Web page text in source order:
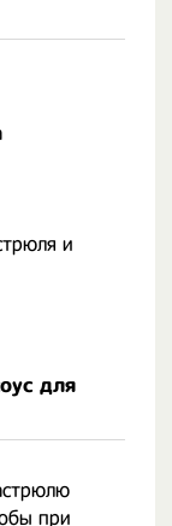
и
для
при